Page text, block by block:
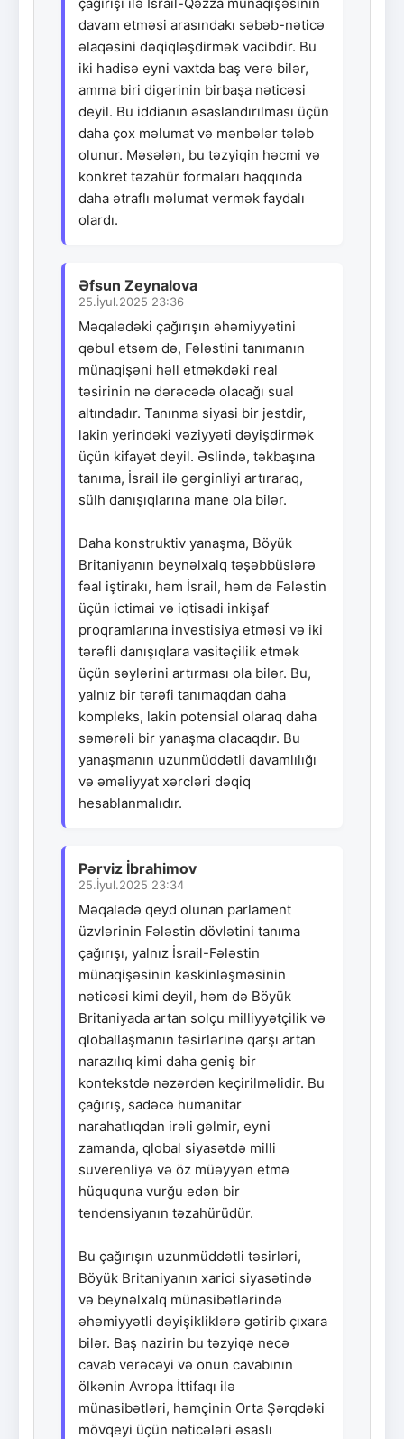
davam etməsi arasındakı səbəb-nəticə
əlaqəsini dəqiqləşdirmək vacibdir. Bu
iki hadisə eyni vaxtda baş verə bilər,
amma biri digərinin birbaşa nəticəsi
deyil. Bu iddianın əsaslandırılması üçün
daha çox məlumat və mənbələr tələb
olunur. Məsələn, bu təzyiqin həcmi və
konkret təzahür formaları haqqında
daha ətraflı məlumat vermək faydalı
olardı.
Əfsun Zeynalova
25.İyul.2025 23:36
Məqalədəki çağırışın əhəmiyyətini
qəbul etsəm də, Fələstini tanımanın
münaqişəni həll etməkdəki real
təsirinin nə dərəcədə olacağı sual
altındadır. Tanınma siyasi bir jestdir,
lakin yerindəki vəziyyəti dəyişdirmək
üçün kifayət deyil. Əslində, təkbaşına
tanıma, İsrail ilə gərginliyi artıraraq,
sülh danışıqlarına mane ola bilər.
Daha konstruktiv yanaşma, Böyük
Britaniyanın beynəlxalq təşəbbüslərə
fəal iştirakı, həm İsrail, həm də Fələstin
üçün ictimai və iqtisadi inkişaf
proqramlarına investisiya etməsi və iki
tərəfli danışıqlara vasitəçilik etmək
üçün səylərini artırması ola bilər. Bu,
yalnız bir tərəfi tanımaqdan daha
kompleks, lakin potensial olaraq daha
səmərəli bir yanaşma olacaqdır. Bu
yanaşmanın uzunmüddətli davamlılığı
və əməliyyat xərcləri dəqiq
hesablanmalıdır.
Pərviz İbrahimov
25.İyul.2025 23:34
Məqalədə qeyd olunan parlament
üzvlərinin Fələstin dövlətini tanıma
çağırışı, yalnız İsrail-Fələstin
münaqişəsinin kəskinləşməsinin
nəticəsi kimi deyil, həm də Böyük
Britaniyada artan solçu milliyyətçilik və
qloballaşmanın təsirlərinə qarşı artan
narazılıq kimi daha geniş bir
kontekstdə nəzərdən keçirilməlidir. Bu
çağırış, sadəcə humanitar
narahatlıqdan irəli gəlmir, eyni
zamanda, qlobal siyasətdə milli
suverenliyə və öz müəyyən etmə
hüququna vurğu edən bir
tendensiyanın təzahürüdür.
Bu çağırışın uzunmüddətli təsirləri,
Böyük Britaniyanın xarici siyasətində
və beynəlxalq münasibətlərində
əhəmiyyətli dəyişikliklərə gətirib çıxara
bilər. Baş nazirin bu təzyiqə necə
cavab verəcəyi və onun cavabının
ölkənin Avropa İttifaqı ilə
münasibətləri, həmçinin Orta Şərqdəki
mövqeyi üçün nəticələri əsaslı